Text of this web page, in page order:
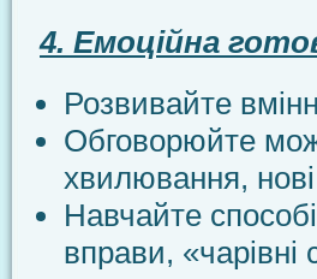
4. Емоційна
Розвивайте
Обговорюйте
хвилювання,
Навчайте
вправи, «чарівні